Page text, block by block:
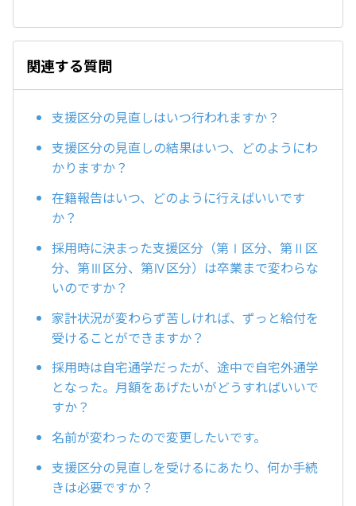
関連する質問
支援区分の見直しはいつ行われますか？
支援区分の見直しの結果はいつ、どのようにわ
かりますか？
在籍報告はいつ、どのように行えばいいです
か？
採用時に決まった支援区分（第Ⅰ区分、第Ⅱ区
分、第Ⅲ区分、第Ⅳ区分）は卒業まで変わらな
いのですか？
家計状況が変わらず苦しければ、ずっと給付を
受けることができますか？
採用時は自宅通学だったが、途中で自宅外通学
となった。月額をあげたいがどうすればいいで
すか？
名前が変わったので変更したいです。
支援区分の見直しを受けるにあたり、何か手続
きは必要ですか？